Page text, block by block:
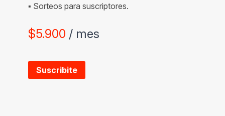
▪ Sorteos para suscriptores.
$5.900 / mes
Suscribite